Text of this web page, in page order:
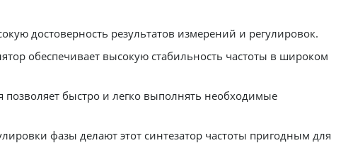
достоверность результатов измерений и регулировок.
обеспечивает высокую стабильность частоты в широком
быстро и легко выполнять необходимые
фазы делают этот синтезатор частоты пригодным для